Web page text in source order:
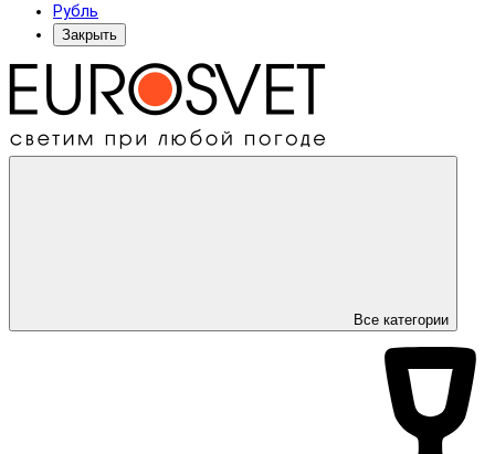
Рубль
Закрыть
Все категории